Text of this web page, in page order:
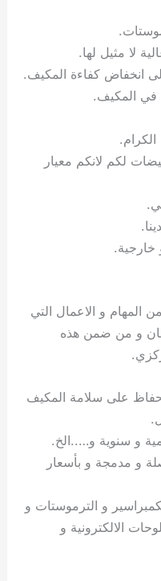
لا مثيل لها.
انخفاض كفاءة المكيف.
في المكيف.
الكرام.
لكم لانكم معيار
خارجية.
المهام و الاعمال التي
و من ضمن هذه
على سلامة المكيف
و سنوية و…..الخ.
و مدمجة و بأسعار
و الترموستات و
الالكترونية و